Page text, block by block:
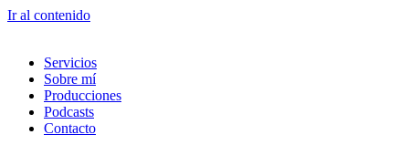
Ir al contenido
Servicios
Sobre mí
Producciones
Podcasts
Contacto